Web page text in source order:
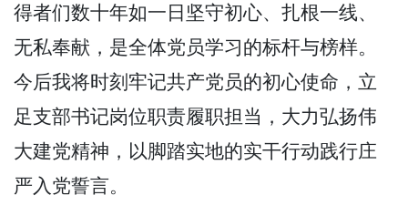
得者们数十年如一日坚守初心、扎根一线、
无私奉献，是全体党员学习的标杆与榜样。
今后我将时刻牢记共产党员的初心使命，立
足支部书记岗位职责履职担当，大力弘扬伟
大建党精神，以脚踏实地的实干行动践行庄
严入党誓言。